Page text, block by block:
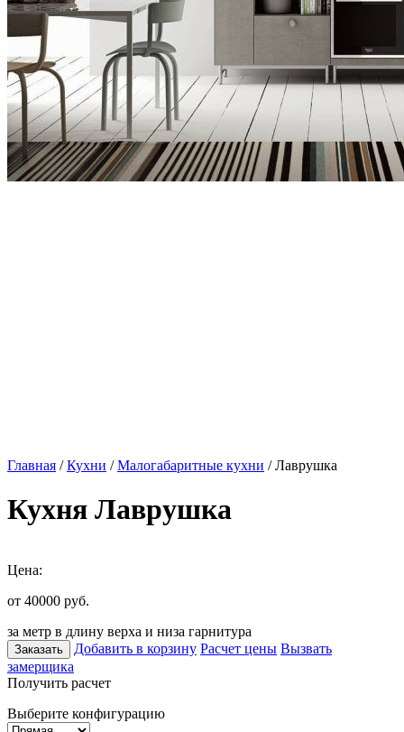
Главная /Кухни /Малогабаритные кухни / Лаврушка
Кухня Лаврушка
Цена:
от 40000 руб.
за метр в длину верха и низа гарнитура
Заказать Добавить в корзину Расчет цены Вызвать
замерщика
Получить расчет
Выберите конфигурацию